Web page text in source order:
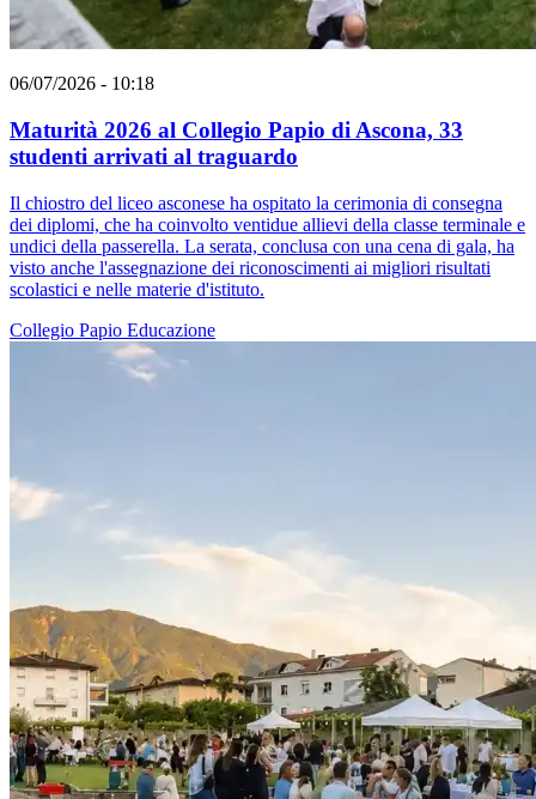
06/07/2026 - 10:18
Maturità 2026 al Collegio Papio di Ascona, 33
studenti arrivati al traguardo
Il chiostro del liceo asconese ha ospitato la cerimonia di consegna
dei diplomi, che ha coinvolto ventidue allievi della classe terminale e
undici della passerella. La serata, conclusa con una cena di gala, ha
visto anche l'assegnazione dei riconoscimenti ai migliori risultati
scolastici e nelle materie d'istituto.
Collegio Papio Educazione